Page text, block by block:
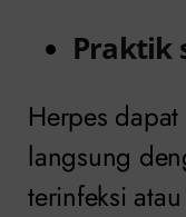
Praktik
Herpes
langsung
terinfeksi